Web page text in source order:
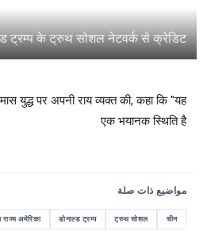
ट्रम्प के ट्रुथ सोशल नेटवर्क से क्रेडिट
युद्ध पर अपनी राय व्यक्त की, कहा कि "यह
एक भयानक स्थिति है
مواضيع ذات صلة
चीन
ट्रुथ सोशल
डोनाल्ड ट्रम्प
अमेरिका